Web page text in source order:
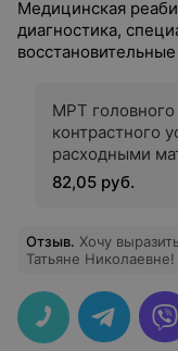
Медицинская
диагностика,
МРТ головного
контрастного
расходными
82,05 руб.
Отзыв. Хочу
Татьяне
долго... Были с
Желаем Татьяне
во всем и
такой же!